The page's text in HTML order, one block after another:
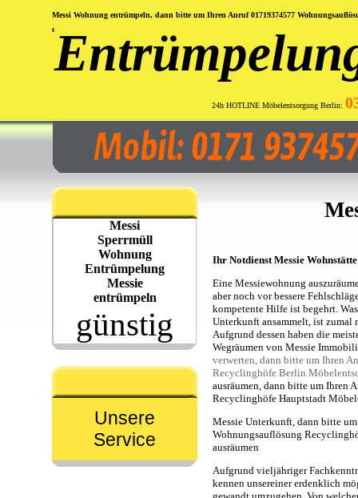
Messi Wohnung entrümpeln, dann bitte um Ihren Anruf 01719374577
entrümpeln preiswert
24h HOTLINE Möbelentsorgung Berlin:
Messi
Sperrmüll
Wohnung
Entrümpelung
Messie
entrümpeln
günstig
Unsere
Service
Ihr Notdienst Messie
Eine Messiewohnung
aber noch vor bessere
kompetente Hilfe ist begehrt.
Unterkunft ansammelt, ist
Aufgrund dessen haben die
Wegräumen von Messie
verwerten, dann bitte um Ihren
Recyclinghöfe Berlin
ausräumen, dann bitte um Ihren
Recyclinghöfe Hauptstadt
Messie Unterkunft, dann bitte
Wohnungsauflösung
ausräumen
Aufgrund vieljähriger
kennen unsereiner erdenklich